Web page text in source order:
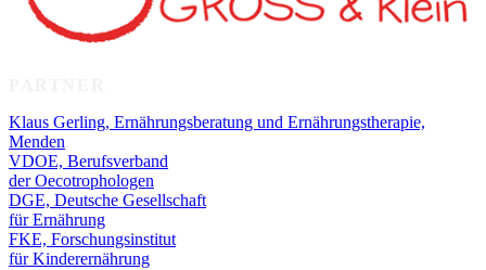
Klaus Gerling, Ernährungsberatung und Ernährungstherapie,
Menden
VDOE, Berufsverband
der Oecotrophologen
DGE, Deutsche Gesellschaft
für Ernährung
FKE, Forschungsinstitut
für Kinderernährung